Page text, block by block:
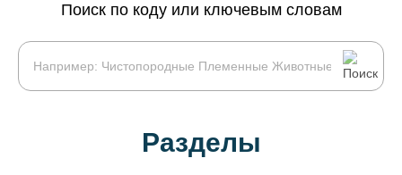
Поиск по коду или ключевым словам
Разделы